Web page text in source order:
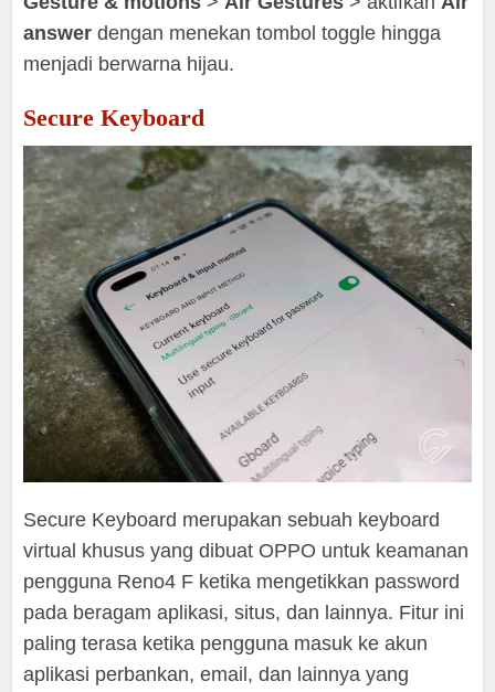
answer dengan menekan tombol toggle hingga
menjadi berwarna hijau.
Secure Keyboard
Secure Keyboard merupakan sebuah keyboard
virtual khusus yang dibuat OPPO untuk keamanan
pengguna Reno4 F ketika mengetikkan password
pada beragam aplikasi, situs, dan lainnya. Fitur ini
paling terasa ketika pengguna masuk ke akun
aplikasi perbankan, email, dan lainnya yang